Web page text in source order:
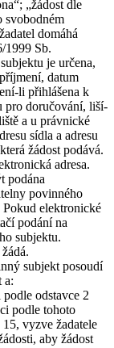
„žádost dle
svobodném
domáhá
1999 Sb.
je určena,
datum
li přihlášena k
pro doručování, liší-
a u právnické
sídla a adresu
žádost podává.
adresa.
podána
povinného
elektronické
podání na
subjektu.
subjekt posoudí
a:
odstavce 2
podle tohoto
vyzve žadatele
aby žádost